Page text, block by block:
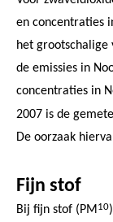
en concentraties
het grootschalige
de emissies in
concentraties in
2007 is de
De oorzaak
Fijn stof
Bij fijn stof (PM 10